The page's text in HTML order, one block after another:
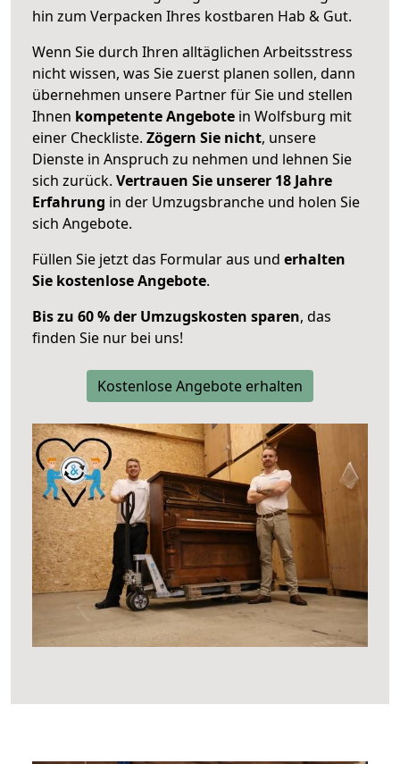
hin zum Verpacken Ihres kostbaren Hab & Gut.
Wenn Sie durch Ihren alltäglichen Arbeitsstress
nicht wissen, was Sie zuerst planen sollen, dann
übernehmen unsere Partner für Sie und stellen
Ihnen kompetente Angebote in Wolfsburg mit
einer Checkliste. Zögern Sie nicht, unsere
Dienste in Anspruch zu nehmen und lehnen Sie
sich zurück. Vertrauen Sie unserer 18 Jahre
Erfahrung in der Umzugsbranche und holen Sie
sich Angebote.
Füllen Sie jetzt das Formular aus und erhalten
Sie kostenlose Angebote.
Bis zu 60 % der Umzugskosten sparen, das
finden Sie nur bei uns!
Kostenlose Angebote erhalten